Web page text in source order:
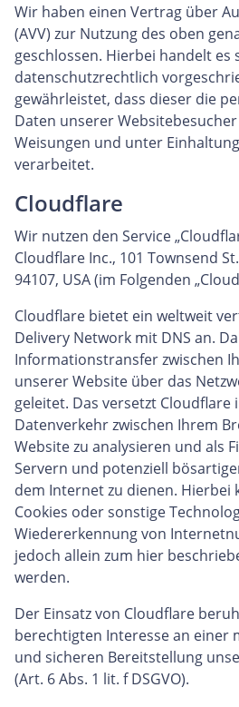
Wir haben einen Vertrag über
(AVV) zur Nutzung des oben
geschlossen. Hierbei handelt es
datenschutzrechtlich
gewährleistet, dass dieser die
Daten unserer
Weisungen und unter
verarbeitet.
Cloudflare
Wir nutzen den Service
Cloudflare Inc., 101 Townsend
94107, USA (im Folgenden
Cloudflare bietet ein weltweit
Delivery Network mit DNS an.
Informationstransfer zwischen
unserer Website über das
geleitet. Das versetzt Cloudflare
Datenverkehr zwischen Ihrem
Website zu analysieren und als
Servern und potenziell
dem Internet zu dienen. Hierbei
Cookies oder sonstige
Wiedererkennung von
jedoch allein zum hier
werden.
Der Einsatz von Cloudflare
berechtigten Interesse an einer
und sicheren Bereitstellung
(Art. 6 Abs. 1 lit. f DSGVO).